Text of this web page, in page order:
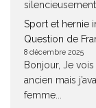
silencieusement,
Sport et hernie
Question de
8 décembre 2025
Bonjour, Je
ancien mais
femme...